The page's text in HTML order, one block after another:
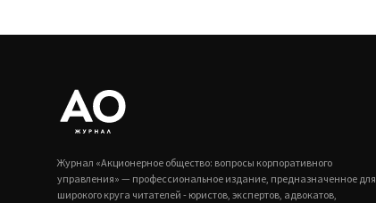
Журнал «Акционерное общество: вопросы корпоративного
управления» — профессиональное издание, предназначенное для
широкого круга читателей - юристов, экспертов, адвокатов,